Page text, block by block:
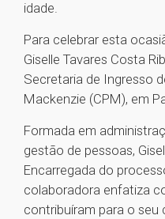
idade.
Para celebrar esta
Giselle Tavares Costa
Secretaria de Ingresso
Mackenzie (CPM), em
Formada em
gestão de pessoas,
Encarregada do
colaboradora enfatiza
contribuíram para o seu